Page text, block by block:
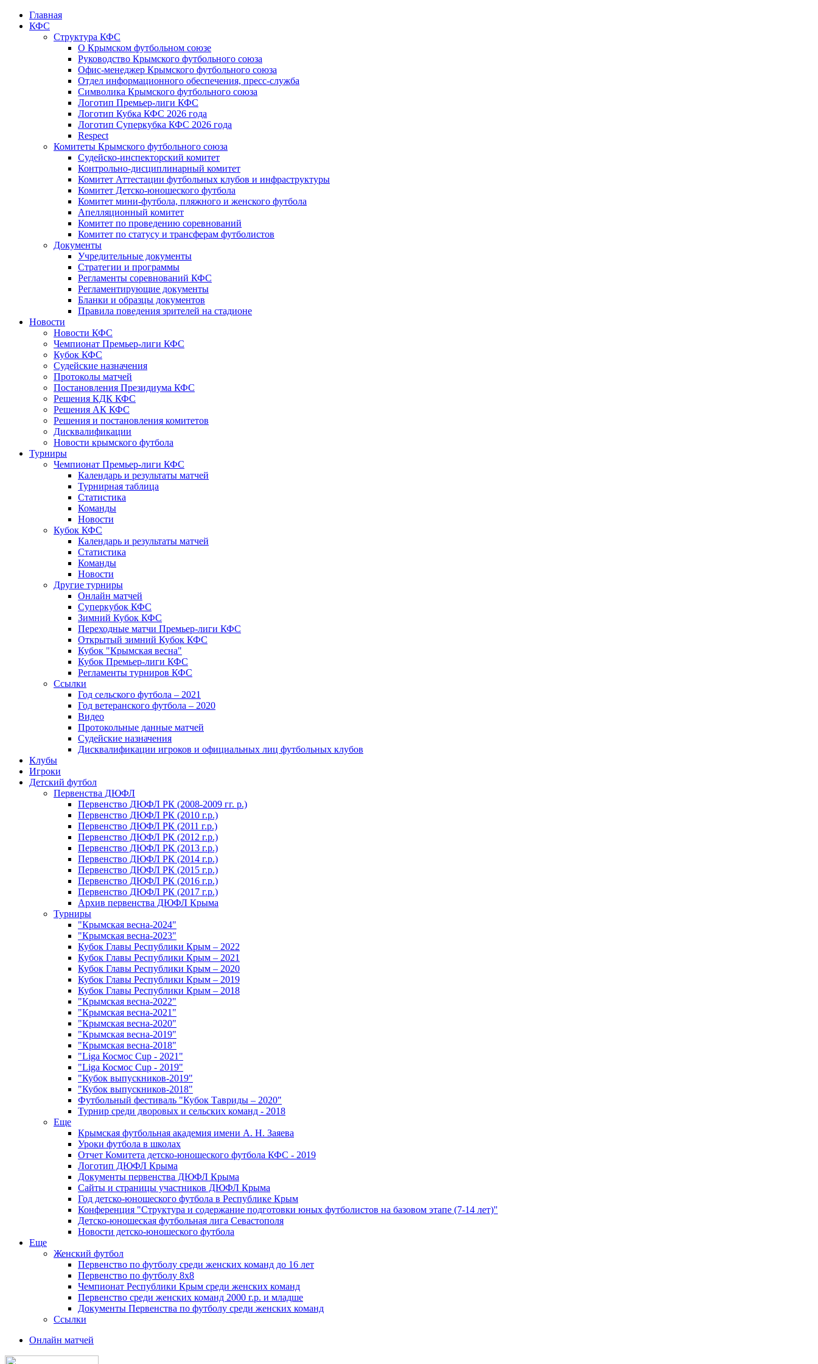
Главная
КФС
Структура КФС
О Крымском футбольном союзе
Руководство Крымского футбольного союза
Офис-менеджер Крымского футбольного союза
Отдел информационного обеспечения, пресс-служба
Символика Крымского футбольного союза
Логотип Премьер-лиги КФС
Логотип Кубка КФС 2026 года
Логотип Суперкубка КФС 2026 года
Respect
Комитеты Крымского футбольного союза
Судейско-инспекторский комитет
Контрольно-дисциплинарный комитет
Комитет Аттестации футбольных клубов и инфраструктуры
Комитет Детско-юношеского футбола
Комитет мини-футбола, пляжного и женского футбола
Апелляционный комитет
Комитет по проведению соревнований
Комитет по статусу и трансферам футболистов
Документы
Учредительные документы
Стратегии и программы
Регламенты соревнований КФС
Регламентирующие документы
Бланки и образцы документов
Правила поведения зрителей на стадионе
Новости
Новости КФС
Чемпионат Премьер-лиги КФС
Кубок КФС
Судейские назначения
Протоколы матчей
Постановления Президиума КФС
Решения КДК КФС
Решения АК КФС
Решения и постановления комитетов
Дисквалификации
Новости крымского футбола
Турниры
Чемпионат Премьер-лиги КФС
Календарь и результаты матчей
Турнирная таблица
Статистика
Команды
Новости
Кубок КФС
Календарь и результаты матчей
Статистика
Команды
Новости
Другие турниры
Онлайн матчей
Суперкубок КФС
Зимний Кубок КФС
Переходные матчи Премьер-лиги КФС
Открытый зимний Кубок КФС
Кубок "Крымская весна"
Кубок Премьер-лиги КФС
Регламенты турниров КФС
Ссылки
Год сельского футбола – 2021
Год ветеранского футбола – 2020
Видео
Протокольные данные матчей
Судейские назначения
Дисквалификации игроков и официальных лиц футбольных клубов
Клубы
Игроки
Детский футбол
Первенства ДЮФЛ
Первенство ДЮФЛ РК (2008-2009 гг. р.)
Первенство ДЮФЛ РК (2010 г.р.)
Первенство ДЮФЛ РК (2011 г.р.)
Первенство ДЮФЛ РК (2012 г.р.)
Первенство ДЮФЛ РК (2013 г.р.)
Первенство ДЮФЛ РК (2014 г.р.)
Первенство ДЮФЛ РК (2015 г.р.)
Первенство ДЮФЛ РК (2016 г.р.)
Первенство ДЮФЛ РК (2017 г.р.)
Архив первенства ДЮФЛ Крыма
Турниры
"Крымская весна-2024"
"Крымская весна-2023"
Кубок Главы Республики Крым – 2022
Кубок Главы Республики Крым – 2021
Кубок Главы Республики Крым – 2020
Кубок Главы Республики Крым – 2019
Кубок Главы Республики Крым – 2018
"Крымская весна-2022"
"Крымская весна-2021"
"Крымская весна-2020"
"Крымская весна-2019"
"Крымская весна-2018"
"Liga Космос Cup - 2021"
"Liga Космос Cup - 2019"
"Кубок выпускников-2019"
"Кубок выпускников-2018"
Футбольный фестиваль "Кубок Тавриды – 2020"
Турнир среди дворовых и сельских команд - 2018
Еще
Крымская футбольная академия имени А. Н. Заяева
Уроки футбола в школах
Отчет Комитета детско-юношеского футбола КФС - 2019
Логотип ДЮФЛ Крыма
Документы первенства ДЮФЛ Крыма
Сайты и страницы участников ДЮФЛ Крыма
Год детско-юношеского футбола в Республике Крым
Конференция "Структура и содержание подготовки юных футболистов на базовом этапе (7-14 лет)"
Детско-юношеская футбольная лига Севастополя
Новости детско-юношеского футбола
Еще
Женский футбол
Первенство по футболу среди женских команд до 16 лет
Первенство по футболу 8х8
Чемпионат Республики Крым среди женских команд
Первенство среди женских команд 2000 г.р. и младше
Документы Первенства по футболу среди женских команд
Ссылки
Онлайн матчей